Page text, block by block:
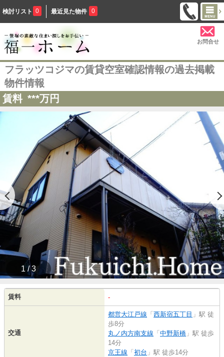
検討リスト 0 最近見た物件 0
お問合せ
フラッツコジマの賃貸空室確認情報の過去掲載
物件情報
賃料 ***万円
1 / 3
賃料 -
交通
都営大江戸線 「 西新宿五丁目 」駅 徒
歩8分
丸ノ内方南支線 「 中野新橋 」駅 徒歩
14分
京王線 「 初台 」駅 徒歩14分